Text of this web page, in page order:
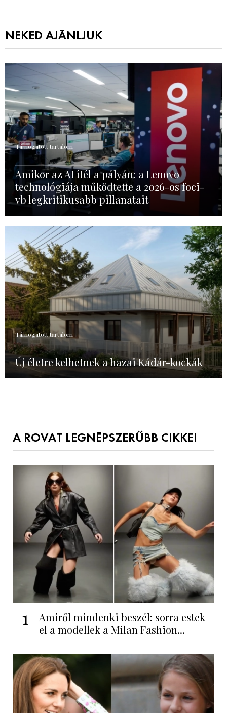
NEKED AJÁNLJUK
Támogatott tartalom
Amikor az AI ítél a pályán: a Lenovo
technológiája működtette a 2026-os foci-
vb legkritikusabb pillanatait
Támogatott tartalom
Új életre kelhetnek a hazai Kádár-kockák
A ROVAT LEGNÉPSZERŰBB CIKKEI
1
Amiről mindenki beszél: sorra estek
el a modellek a Milan Fashion...